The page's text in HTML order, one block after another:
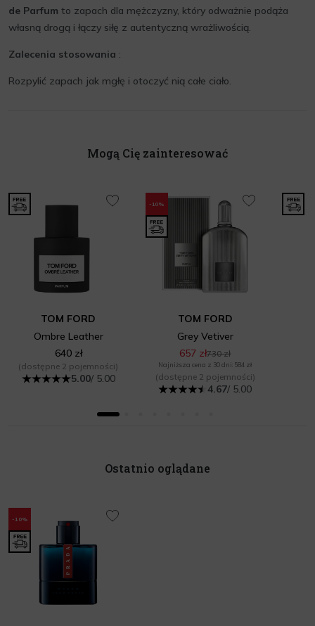
de Parfum to zapach dla mężczyzny, który odważnie podąża
własną drogą i łączy siłę z autentyczną wrażliwością.
Zalecenia stosowania :
Rozpylić zapach jak mgłę i otoczyć nią całe ciało.
Mogą Cię zainteresować
TOM FORD
Ombre Leather
640 zł
(dostępne 2 pojemności)
5.00/ 5.00
-10%
TOM FORD
Grey Vetiver
657 zł730 zł
Najniższa cena z 30 dni: 584 zł
(dostępne 2 pojemności)
4.67/ 5.00
Ostatnio oglądane
-10%